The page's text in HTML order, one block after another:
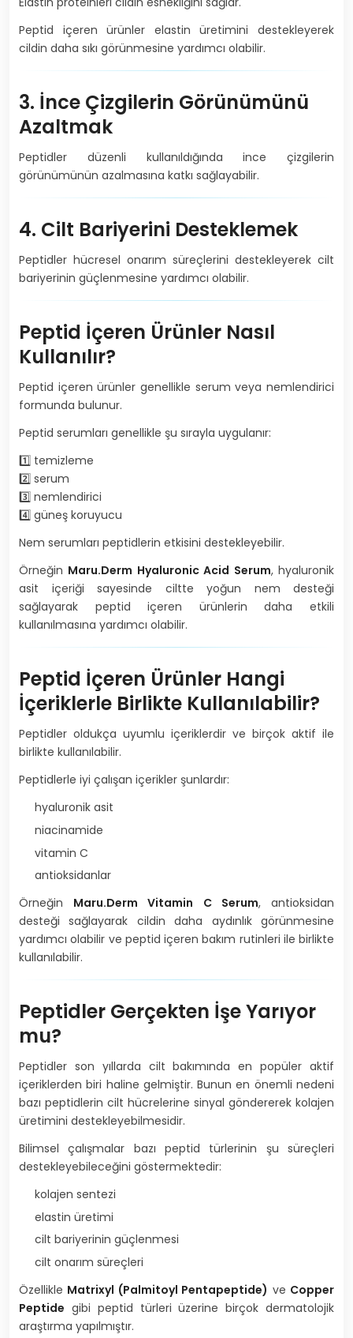
Peptid içeren ürünler elastin üretimini destekleyerek
cildin daha sıkı görünmesine yardımcı olabilir.
3. İnce Çizgilerin Görünümünü
Azaltmak
Peptidler düzenli kullanıldığında ince çizgilerin
görünümünün azalmasına katkı sağlayabilir.
4. Cilt Bariyerini Desteklemek
Peptidler hücresel onarım süreçlerini destekleyerek cilt
bariyerinin güçlenmesine yardımcı olabilir.
Peptid İçeren Ürünler Nasıl
Kullanılır?
Peptid içeren ürünler genellikle serum veya nemlendirici
formunda bulunur.
Peptid serumları genellikle şu sırayla uygulanır:
1️⃣ temizleme
2️⃣ serum
3️⃣ nemlendirici
4️⃣ güneş koruyucu
Nem serumları peptidlerin etkisini destekleyebilir.
Örneğin Maru.Derm Hyaluronic Acid Serum, hyaluronik
asit içeriği sayesinde ciltte yoğun nem desteği
sağlayarak peptid içeren ürünlerin daha etkili
kullanılmasına yardımcı olabilir.
Peptid İçeren Ürünler Hangi
İçeriklerle Birlikte Kullanılabilir?
Peptidler oldukça uyumlu içeriklerdir ve birçok aktif ile
birlikte kullanılabilir.
Peptidlerle iyi çalışan içerikler şunlardır:
hyaluronik asit
niacinamide
vitamin C
antioksidanlar
Örneğin Maru.Derm Vitamin C Serum, antioksidan
desteği sağlayarak cildin daha aydınlık görünmesine
yardımcı olabilir ve peptid içeren bakım rutinleri ile birlikte
kullanılabilir.
Peptidler Gerçekten İşe Yarıyor
mu?
Peptidler son yıllarda cilt bakımında en popüler aktif
içeriklerden biri haline gelmiştir. Bunun en önemli nedeni
bazı peptidlerin cilt hücrelerine sinyal göndererek kolajen
üretimini destekleyebilmesidir.
Bilimsel çalışmalar bazı peptid türlerinin şu süreçleri
destekleyebileceğini göstermektedir:
kolajen sentezi
elastin üretimi
cilt bariyerinin güçlenmesi
cilt onarım süreçleri
Özellikle Matrixyl (Palmitoyl Pentapeptide) ve Copper
Peptide gibi peptid türleri üzerine birçok dermatolojik
araştırma yapılmıştır.